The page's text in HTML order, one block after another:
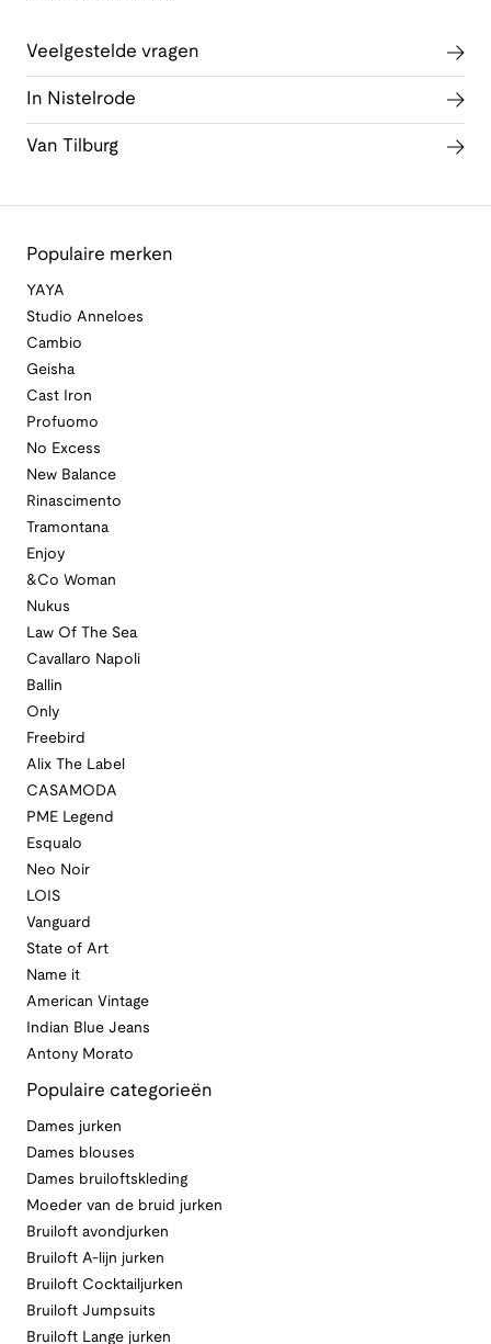
Veelgestelde vragen
In Nistelrode
Van Tilburg
Populaire merken
YAYA
Studio Anneloes
Cambio
Geisha
Cast Iron
Profuomo
No Excess
New Balance
Rinascimento
Tramontana
Enjoy
&Co Woman
Nukus
Law Of The Sea
Cavallaro Napoli
Ballin
Only
Freebird
Alix The Label
CASAMODA
PME Legend
Esqualo
Neo Noir
LOIS
Vanguard
State of Art
Name it
American Vintage
Indian Blue Jeans
Antony Morato
Populaire categorieën
Dames jurken
Dames blouses
Dames bruiloftskleding
Moeder van de bruid jurken
Bruiloft avondjurken
Bruiloft A-lijn jurken
Bruiloft Cocktailjurken
Bruiloft Jumpsuits
Bruiloft Lange jurken